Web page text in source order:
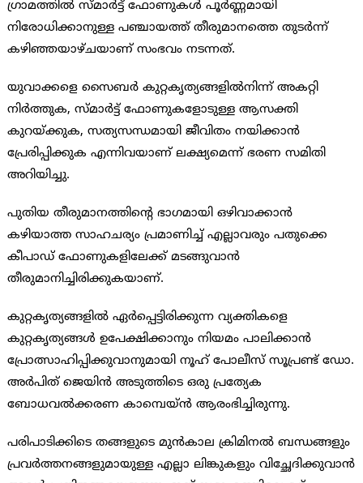
ഗ്രാമത്തില്‍ സ്മാര്‍ട്ട് ഫോണുകള്‍ പൂര്‍ണ്ണമായി
നിരോധിക്കാനുള്ള പഞ്ചായത്ത് തീരുമാനത്തെ തുടര്‍ന്ന്
കഴിഞ്ഞയാഴ്ചയാണ് സംഭവം നടന്നത്.
യുവാക്കളെ സൈബര്‍ കുറ്റകൃത്യങ്ങളില്‍നിന്ന് അകറ്റി
നിര്‍ത്തുക, സ്മാര്‍ട്ട് ഫോണുകളോടുള്ള ആസക്തി
കുറയ്ക്കുക, സത്യസന്ധമായി ജീവിതം നയിക്കാന്‍
പ്രേരിപ്പിക്കുക എന്നിവയാണ് ലക്ഷ്യമെന്ന് ഭരണ സമിതി
അറിയിച്ചു.
പുതിയ തീരുമാനത്തിന്റെ ഭാഗമായി ഒഴിവാക്കാന്‍
കഴിയാത്ത സാഹചര്യം പ്രമാണിച്ച് എല്ലാവരും പതുക്കെ
കീപാഡ് ഫോണുകളിലേക്ക് മടങ്ങുവാന്‍
തീരുമാനിച്ചിരിക്കുകയാണ്.
കുറ്റകൃത്യങ്ങളില്‍ ഏര്‍പ്പെട്ടിരിക്കുന്ന വ്യക്തികളെ
കുറ്റകൃത്യങ്ങള്‍ ഉപേക്ഷിക്കാനും നിയമം പാലിക്കാന്‍
പ്രോത്സാഹിപ്പിക്കുവാനുമായി നൂഹ് പോലീസ് സൂപ്രണ്ട് ഡോ.
അര്‍പിത് ജെയിന്‍ അടുത്തിടെ ഒരു പ്രത്യേക
ബോധവല്‍ക്കരണ കാമ്പെയ്ന്‍ ആരംഭിച്ചിരുന്നു.
പരിപാടിക്കിടെ തങ്ങളുടെ മുന്‍കാല ക്രിമിനല്‍ ബന്ധങ്ങളും
പ്രവര്‍ത്തനങ്ങളുമായുള്ള എല്ലാ ലിങ്കുകളും വിച്ഛേദിക്കുവാന്‍